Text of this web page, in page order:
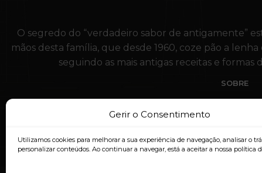
Gerir o Consentimento
Utilizamos cookies para melhorar a sua experiência de navegação, analisar o
personalizar conteúdos. Ao continuar a navegar, está a aceitar a nossa política
O segredo do “verdadeiro sabor de antigamente”
mãos desta família, que desde 1960, coze pão a
seguindo as mais antigas receitas e formas
SOBRE